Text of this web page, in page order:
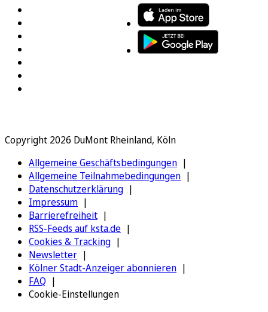
Copyright 2026 DuMont Rheinland, Köln
Allgemeine Geschäftsbedingungen
Allgemeine Teilnahmebedingungen
Datenschutzerklärung
Impressum
Barrierefreiheit
RSS-Feeds auf ksta.de
Cookies & Tracking
Newsletter
Kölner Stadt-Anzeiger abonnieren
FAQ
Cookie-Einstellungen